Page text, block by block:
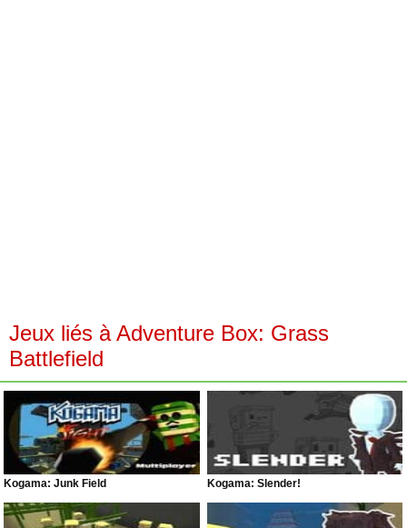
Jeux liés à Adventure Box: Grass
Battlefield
Kogama: Junk Field Kogama: Slender!